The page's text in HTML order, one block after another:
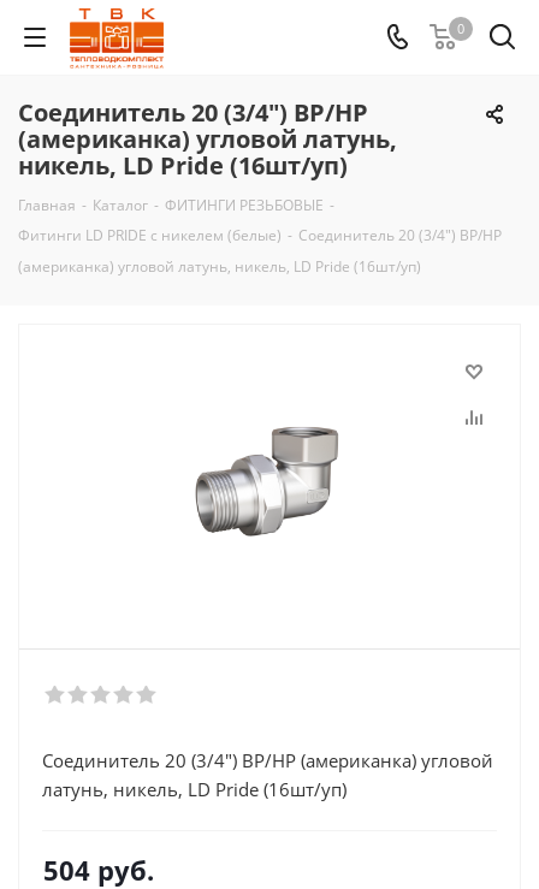
0
Соединитель 20 (3/4") ВР/НР
(американка) угловой латунь,
никель, LD Pride (16шт/уп)
Главная - Каталог - ФИТИНГИ РЕЗЬБОВЫЕ -
Фитинги LD PRIDE с никелем (белые) - Соединитель 20 (3/4") ВР/НР
(американка) угловой латунь, никель, LD Pride (16шт/уп)
Соединитель 20 (3/4") ВР/НР (американка) угловой
латунь, никель, LD Pride (16шт/уп)
504 руб.